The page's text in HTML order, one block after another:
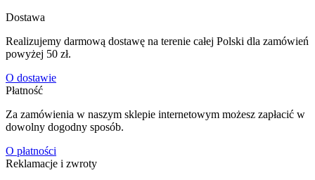
Dostawa
Realizujemy darmową dostawę na terenie całej Polski dla zamówień
powyżej 50 zł.
O dostawie
Płatność
Za zamówienia w naszym sklepie internetowym możesz zapłacić w
dowolny dogodny sposób.
O płatności
Reklamacje i zwroty